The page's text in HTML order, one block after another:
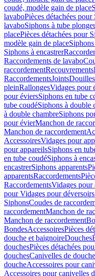
coudé, modèle gain de place
lavaboPièces détachées
lavaboSiphons à tube
placePièces détachées pour
modèle gain de place
Siphons à encastrer
Raccordements de lavabo
raccordementRecouvrements
RaccordementsJoints
pleinRallongesVidages pour
pour éviersSiphons en tube
tube coudéSiphons à double
à double chambreSiphons
pour évierManchon de
Manchon de raccordement
AccessoiresVidages pour
pour appareilsSiphons en
en tube coudéSiphons à
encastrerSiphons apparents
apparentsRaccordements
RaccordementsVidages pour
pour Vidages pour
SiphonsCoudes de
raccordementManchon de
Manchon de raccordement
BondesAccessoiresPièces
douche et baignoireDouches
douchesPièces détachées
douchesCanivelles de douche
doucheAccessoires pour
Accessoires pour canivelles